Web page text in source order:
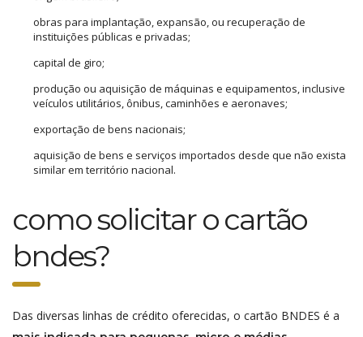
obras para implantação, expansão, ou recuperação de
instituições públicas e privadas;
capital de giro;
produção ou aquisição de máquinas e equipamentos, inclusive
veículos utilitários, ônibus, caminhões e aeronaves;
exportação de bens nacionais;
aquisição de bens e serviços importados desde que não exista
similar em território nacional.
como solicitar o cartão
bndes?
Das diversas linhas de crédito oferecidas, o cartão BNDES é a